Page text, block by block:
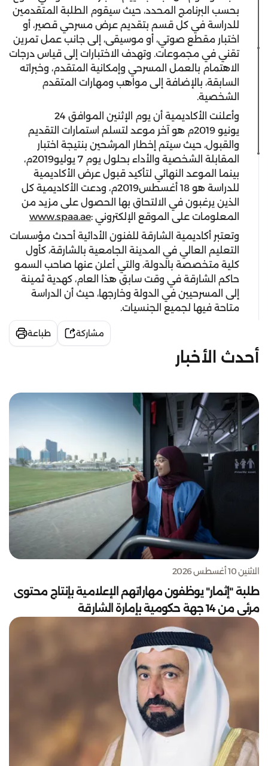
بحسب البرنامج المحدد، حيث سيقوم الطلبة المتقدمين
للدراسة في كل قسم بتقديم عرض مسرحي قصير، أو
اختبار مقطع صوتي، أو موسيقى، إلى جانب عمل تمرين
تقني في مجموعات. وتهدف الاختبارات إلى قياس درجات
الاهتمام بالعمل المسرحي وإمكانية المتقدم، وخبراته
السابقة، بالإضافة إلى مواهب ومهارات المتقدم
الشخصية.
وأعلنت الأكاديمية أن يوم الإثنين الموافق 24
يونيو 2019م هو آخر موعد لتسلم استمارات التقديم
والقبول، حيث سيتم إخطار المرشحين بنتيجة اختبار
المقابلة الشخصية والأداء بحلول يوم 7 يوليو2019م،
بينما الموعد النهائي لتأكيد قبول عرض الأكاديمية
للدراسة هو 18 أغسطس2019م، ودعت الأكاديمية كل
الذين يرغبون في الالتحاق بها الحصول على مزيد من
المعلومات على الموقع الإلكتروني :www.spaa.ae
وتعتبر أكاديمية الشارقة للفنون الأدائية أحدث مؤسسات
التعليم العالي في المدينة الجامعية بالشارقة، كأول
كلية متخصصة بالدولة، والتي أعلن عنها صاحب السمو
حاكم الشارقة في وقت سابق هذا العام، كهدية ثمينة
إلى المسرحيين في الدولة وخارجها، حيث أن الدراسة
متاحة فيها لجميع الجنسيات.
مشاركة طباعة
أحدث الأخبار
الاثنين 10 أغسطس 2026
طلبة "إثمار" يوظفون مهاراتهم الإعلامية بإنتاج محتوى
مرئي من 14 جهة حكومية بإمارة الشارقة